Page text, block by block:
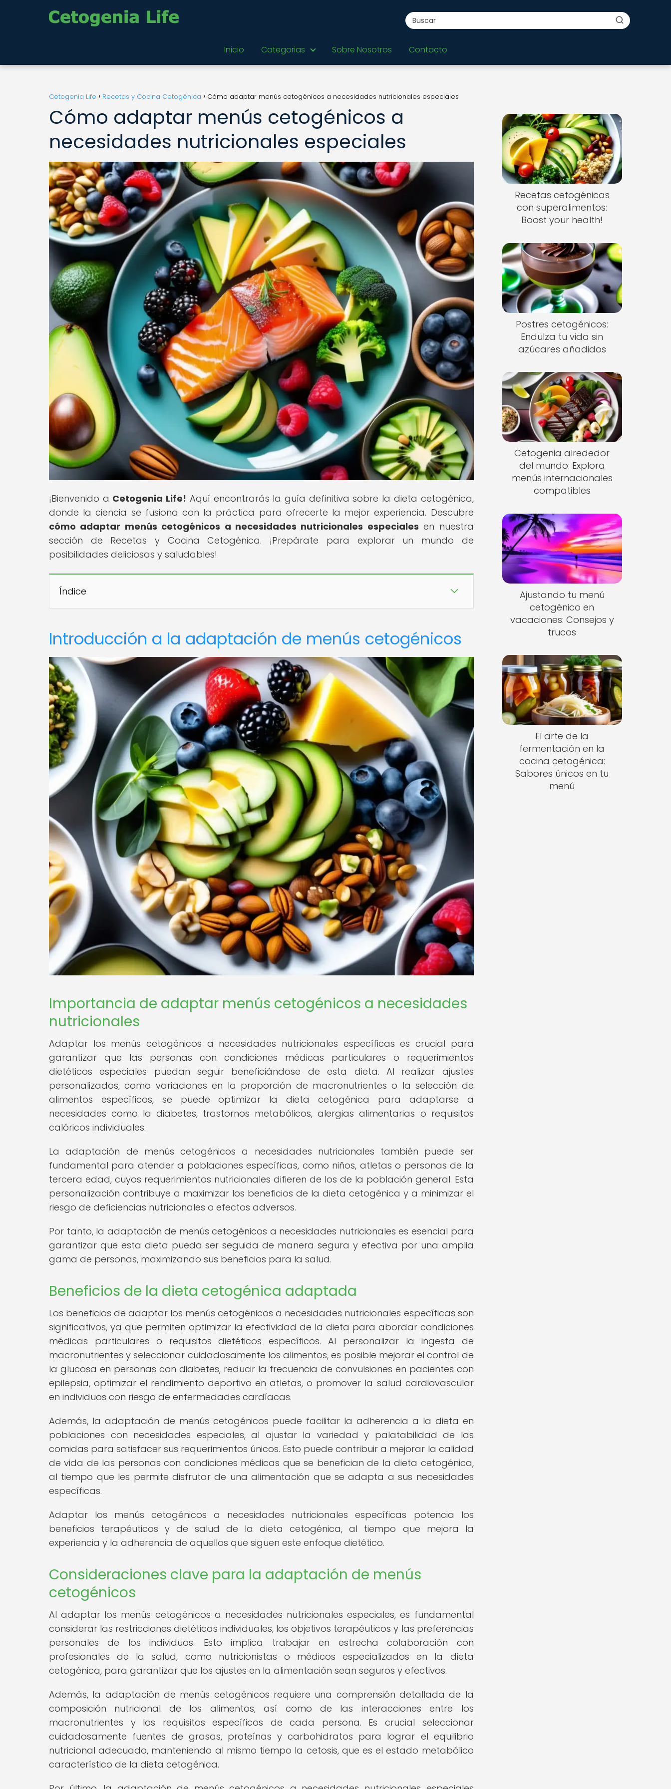
Inicio Categorias Sobre Nosotros Contacto
Cetogenia Life Recetas y Cocina Cetogénica Cómo adaptar menús cetogénicos a necesidades nutricionales especiales
Cómo adaptar menús cetogénicos a
necesidades nutricionales especiales
¡Bienvenido a Cetogenia Life! Aquí encontrarás la guía definitiva sobre la dieta cetogénica,
donde la ciencia se fusiona con la práctica para ofrecerte la mejor experiencia. Descubre
cómo adaptar menús cetogénicos a necesidades nutricionales especiales en nuestra
sección de Recetas y Cocina Cetogénica. ¡Prepárate para explorar un mundo de
posibilidades deliciosas y saludables!
Índice
Introducción a la adaptación de menús cetogénicos
Importancia de adaptar menús cetogénicos a necesidades
nutricionales
Adaptar los menús cetogénicos a necesidades nutricionales específicas es crucial para
garantizar que las personas con condiciones médicas particulares o requerimientos
dietéticos especiales puedan seguir beneficiándose de esta dieta. Al realizar ajustes
personalizados, como variaciones en la proporción de macronutrientes o la selección de
alimentos específicos, se puede optimizar la dieta cetogénica para adaptarse a
necesidades como la diabetes, trastornos metabólicos, alergias alimentarias o requisitos
calóricos individuales.
La adaptación de menús cetogénicos a necesidades nutricionales también puede ser
fundamental para atender a poblaciones específicas, como niños, atletas o personas de la
tercera edad, cuyos requerimientos nutricionales difieren de los de la población general. Esta
personalización contribuye a maximizar los beneficios de la dieta cetogénica y a minimizar el
riesgo de deficiencias nutricionales o efectos adversos.
Por tanto, la adaptación de menús cetogénicos a necesidades nutricionales es esencial para
garantizar que esta dieta pueda ser seguida de manera segura y efectiva por una amplia
gama de personas, maximizando sus beneficios para la salud.
Beneficios de la dieta cetogénica adaptada
Los beneficios de adaptar los menús cetogénicos a necesidades nutricionales específicas son
significativos, ya que permiten optimizar la efectividad de la dieta para abordar condiciones
médicas particulares o requisitos dietéticos específicos. Al personalizar la ingesta de
macronutrientes y seleccionar cuidadosamente los alimentos, es posible mejorar el control de
la glucosa en personas con diabetes, reducir la frecuencia de convulsiones en pacientes con
epilepsia, optimizar el rendimiento deportivo en atletas, o promover la salud cardiovascular
en individuos con riesgo de enfermedades cardíacas.
Además, la adaptación de menús cetogénicos puede facilitar la adherencia a la dieta en
poblaciones con necesidades especiales, al ajustar la variedad y palatabilidad de las
comidas para satisfacer sus requerimientos únicos. Esto puede contribuir a mejorar la calidad
de vida de las personas con condiciones médicas que se benefician de la dieta cetogénica,
al tiempo que les permite disfrutar de una alimentación que se adapta a sus necesidades
específicas.
Adaptar los menús cetogénicos a necesidades nutricionales específicas potencia los
beneficios terapéuticos y de salud de la dieta cetogénica, al tiempo que mejora la
experiencia y la adherencia de aquellos que siguen este enfoque dietético.
Consideraciones clave para la adaptación de menús
cetogénicos
Al adaptar los menús cetogénicos a necesidades nutricionales especiales, es fundamental
considerar las restricciones dietéticas individuales, los objetivos terapéuticos y las preferencias
personales de los individuos. Esto implica trabajar en estrecha colaboración con
profesionales de la salud, como nutricionistas o médicos especializados en la dieta
cetogénica, para garantizar que los ajustes en la alimentación sean seguros y efectivos.
Además, la adaptación de menús cetogénicos requiere una comprensión detallada de la
composición nutricional de los alimentos, así como de las interacciones entre los
macronutrientes y los requisitos específicos de cada persona. Es crucial seleccionar
cuidadosamente fuentes de grasas, proteínas y carbohidratos para lograr el equilibrio
nutricional adecuado, manteniendo al mismo tiempo la cetosis, que es el estado metabólico
característico de la dieta cetogénica.
Recetas cetogénicas
con superalimentos:
Boost your health!
Postres cetogénicos:
Endulza tu vida sin
azúcares añadidos
Cetogenia alrededor
del mundo: Explora
menús internacionales
compatibles
Ajustando tu menú
cetogénico en
vacaciones: Consejos y
trucos
El arte de la
fermentación en la
cocina cetogénica:
Sabores únicos en tu
menú